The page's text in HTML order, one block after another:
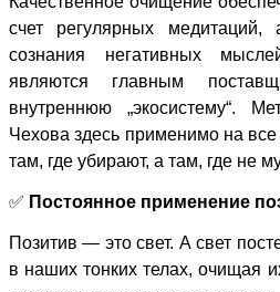
счет регулярных
сознания негативных
являются главным
внутреннюю „экосистему“.
Чехова здесь применимо на все
там, где убирают, а там, где не
✅ Постоянное применение
Позитив — это свет. А свет
в наших тонких телах, очищая